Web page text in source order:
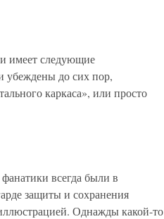
имеет следующие
убеждены до сих пор,
каркаса», или просто
всегда были в
защиты и сохранения
Однажды какой-то